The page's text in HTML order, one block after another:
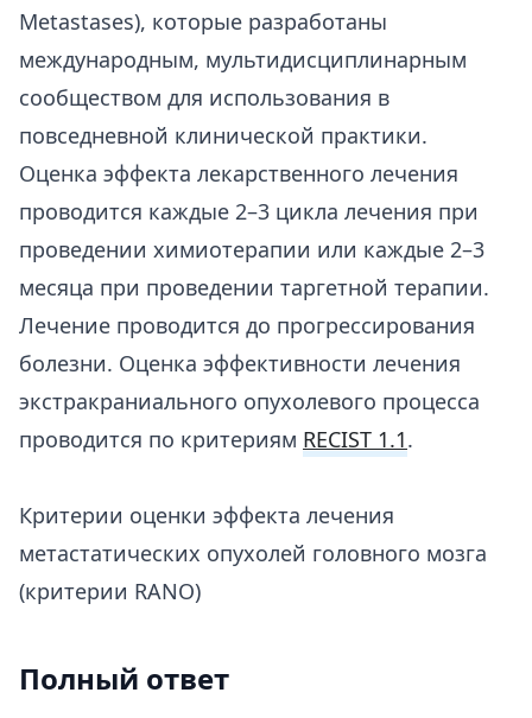
Metastases), которые разработаны
международным, мультидисциплинарным
сообществом для использования в
повседневной клинической практики.
Оценка эффекта лекарственного лечения
проводится каждые 2–3 цикла лечения при
проведении химиотерапии или каждые 2–3
месяца при проведении таргетной терапии.
Лечение проводится до прогрессирования
болезни. Оценка эффективности лечения
экстракраниального опухолевого процесса
проводится по критериям RECIST 1.1.
Критерии оценки эффекта лечения
метастатических опухолей головного мозга
(критерии RANO)
Полный ответ